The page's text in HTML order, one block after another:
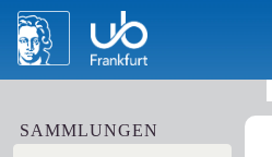
SAMMLUNGEN